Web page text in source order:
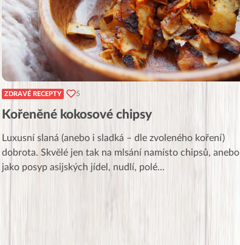
ZDRAVÉ RECEPTY 5
Kořeněné kokosové chipsy
Luxusní slaná (anebo i sladká – dle zvoleného koření)
dobrota. Skvělé jen tak na mlsání namísto chipsů, anebo
jako posyp asijských jídel, nudlí, polé...